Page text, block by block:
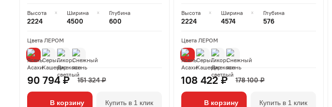
Высота
2224
Ширина
4500
Глубина
600
Цвета ЛЕРОМ
90 794 ₽ 151 324 ₽
В корзину Купить в 1 клик
Высота
2224
Ширина
4574
Глубина
576
Цвета ЛЕРОМ
108 422 ₽ 178 100 ₽
В корзину Купить в 1 клик